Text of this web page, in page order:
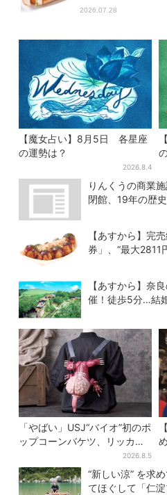
2026.07.28
【魔女占い】8月5日 各星座
の運勢は？
2026.8.4
りんくうの商業
閉館、19年の歴
【あすから】完
券」、“最大2811
【あすから】奈
催！徒歩5分…結
「やばい」USJ“バイオ”初のポ
ップコーンバケツ、リッカー
が背中に張りつく衝撃デザイ
ンに騒然…フレーバーにも反
応
2026.8.5
“新しい涼” を求
てほぐして「仁